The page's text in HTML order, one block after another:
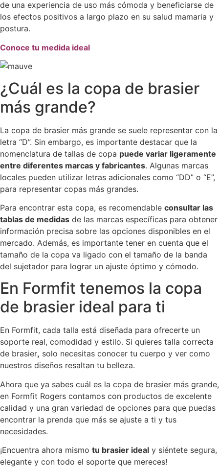
de una experiencia de uso más cómoda y beneficiarse de
los efectos positivos a largo plazo en su salud mamaria y
postura.
Conoce tu medida ideal
¿Cuál es la copa de brasier
más grande?
La copa de brasier más grande se suele representar con la
letra “D”. Sin embargo, es importante destacar que la
nomenclatura de tallas de copa puede variar ligeramente
entre diferentes marcas y fabricantes. Algunas marcas
locales pueden utilizar letras adicionales como “DD” o “E”,
para representar copas más grandes.
Para encontrar esta copa, es recomendable consultar las
tablas de medidas de las marcas específicas para obtener
información precisa sobre las opciones disponibles en el
mercado. Además, es importante tener en cuenta que el
tamaño de la copa va ligado con el tamaño de la banda
del sujetador para lograr un ajuste óptimo y cómodo.
En Formfit tenemos la copa
de brasier ideal para ti
En Formfit, cada talla está diseñada para ofrecerte un
soporte real, comodidad y estilo. Si quieres talla correcta
de brasier, solo necesitas conocer tu cuerpo y ver como
nuestros diseños resaltan tu belleza.
Ahora que ya sabes cuál es la copa de brasier más grande,
en Formfit Rogers contamos con productos de excelente
calidad y una gran variedad de opciones para que puedas
encontrar la prenda que más se ajuste a ti y tus
necesidades.
¡Encuentra ahora mismo tu brasier ideal y siéntete segura,
elegante y con todo el soporte que mereces!